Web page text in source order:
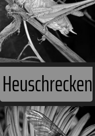
Heuschrecken